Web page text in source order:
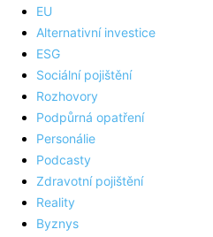
EU
Alternativní investice
ESG
Sociální pojištění
Rozhovory
Podpůrná opatření
Personálie
Podcasty
Zdravotní pojištění
Reality
Byznys